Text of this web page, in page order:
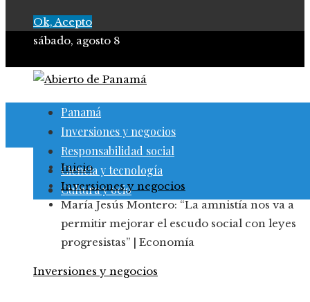
Ok, Acepto
sábado, agosto 8
Panamá
Inversiones y negocios
Responsabilidad social
Ciencia y tecnología
Cultura y ocio
Inicio
Inversiones y negocios
María Jesús Montero: “La amnistía nos va a
permitir mejorar el escudo social con leyes
progresistas” | Economía
Inversiones y negocios